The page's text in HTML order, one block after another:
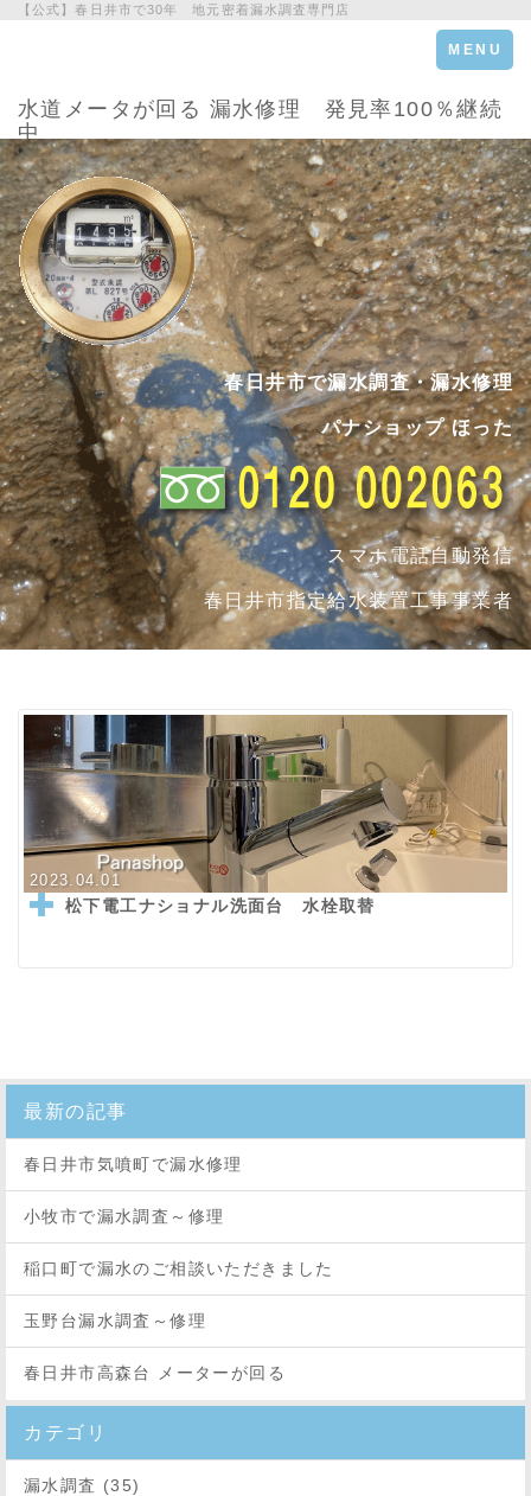
【公式】春日井市で30年 地元密着漏水調査専門店
Toggle
navigation
MENU
水道メータが回る 漏水修理 発見率100％継続
中
春日井市で漏水調査・漏水修理
パナショップ ほった
スマホ電話自動発信
春日井市指定給水装置工事事業者
2023.04.01
松下電工ナショナル洗面台 水栓取替
最新の記事
春日井市気噴町で漏水修理
小牧市で漏水調査～修理
稲口町で漏水のご相談いただきました
玉野台漏水調査～修理
春日井市高森台 メーターが回る
カテゴリ
漏水調査 (35)